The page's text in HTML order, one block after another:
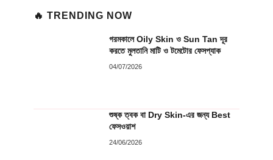
🔥 TRENDING NOW
গরমকালে Oily Skin ও Sun Tan দূর
করতে মুলতানি মাটি ও টমেটোর ফেসপ্যাক
04/07/2026
শুষ্ক ত্বক বা Dry Skin-এর জন্য Best
ফেসওয়াশ
24/06/2026